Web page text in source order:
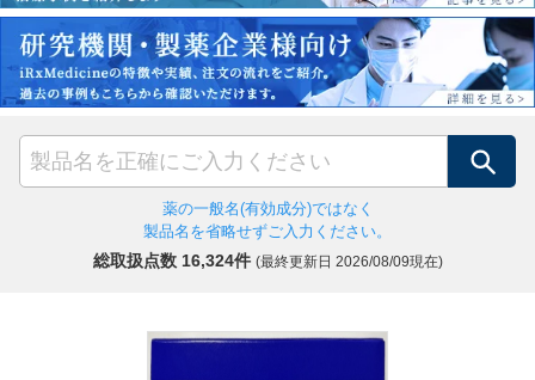
検索
薬の一般名(有効成分)ではなく
製品名を省略せずご入力ください。
総取扱点数 16,324件 (最終更新日 2026/08/09現在)